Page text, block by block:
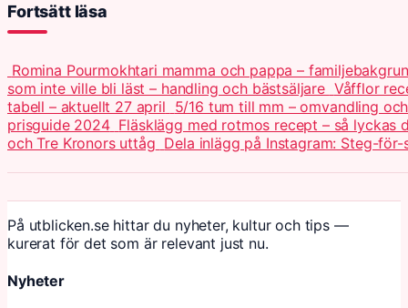
Fortsätt läsa
Romina Pourmokhtari mamma och pappa –
som inte ville bli läst – handling och bästsäljare Våfflor
tabell – aktuellt 27 april 5/16 tum till mm – omvandling
prisguide 2024 Fläsklägg med rotmos recept – så lyckas
och Tre Kronors uttåg Dela inlägg på Instagram: Steg-
På utblicken.se hittar du nyheter, kultur och tips —
kurerat för det som är relevant just nu.
Nyheter